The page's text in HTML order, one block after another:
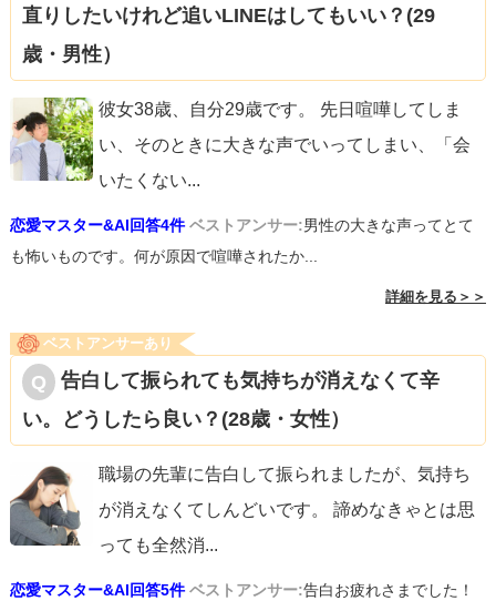
直りしたいけれど追いLINEはしてもいい？(29
歳・男性）
彼女38歳、自分29歳です。 先日喧嘩してしま
い、そのときに大きな声でいってしまい、「会
いたくない...
恋愛マスター&AI回答4件 ベストアンサー:男性の大きな声ってとて
も怖いものです。何が原因で喧嘩されたか...
詳細を見る＞＞
ベストアンサーあり
告白して振られても気持ちが消えなくて辛
い。どうしたら良い？(28歳・女性）
職場の先輩に告白して振られましたが、気持ち
が消えなくてしんどいです。 諦めなきゃとは思
っても全然消...
恋愛マスター&AI回答5件 ベストアンサー:告白お疲れさまでした！